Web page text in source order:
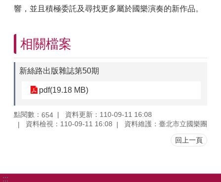
響，並且積極委託及尋找更多屬於國樂演奏的新作品。
相關檔案
新絲路出版雜誌第50期
pdf(19.18 MB)
點閱數： 654
資料更新：110-09-11 16:08
資料檢視：110-09-11 16:08
資料維護：臺北市立國樂團
回上一頁
:::